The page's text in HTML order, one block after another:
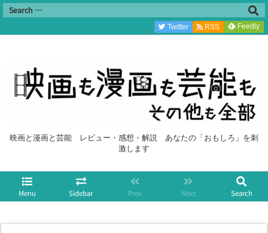
映画と漫画と芸能 レビュー・感想・解説 あなたの「おもしろ」を刺
激します
Menu Sidebar Prev Next Search
Twitter RSS Feedly